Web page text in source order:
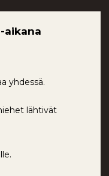
aikana
yhdessä.
lähtivät